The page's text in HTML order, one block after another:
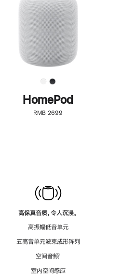
了
解
HomePod<
HomePod
RMB 2699
高保真音质，令人沉浸。
高振幅低音单元
五高音单元波束成形阵列
空间音频脚
¹
室内空间感应